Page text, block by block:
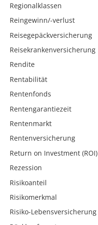
Regionalklassen
Reingewinn/-verlust
Reisegepäckversicherung
Reisekrankenversicherung
Rendite
Rentabilität
Rentenfonds
Rentengarantiezeit
Rentenmarkt
Rentenversicherung
Return on Investment (ROI)
Rezession
Risikoanteil
Risikomerkmal
Risiko-Lebensversicherung